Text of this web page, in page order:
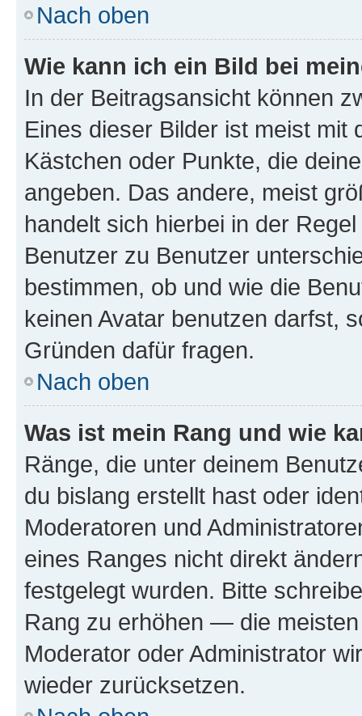
Nach oben
Wie kann ich ein Bild bei
In der Beitragsansicht können
Eines dieser Bilder ist meist mit
Kästchen oder Punkte, die
angeben. Das andere, meist
handelt sich hierbei in der
Benutzer zu Benutzer
bestimmen, ob und wie die
keinen Avatar benutzen darfst,
Gründen dafür fragen.
Nach oben
Was ist mein Rang und wie
Ränge, die unter deinem
du bislang erstellt hast oder
Moderatoren und
eines Ranges nicht direkt
festgelegt wurden. Bitte
Rang zu erhöhen — die
Moderator oder Administrator
wieder zurücksetzen.